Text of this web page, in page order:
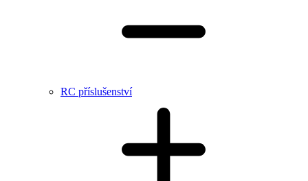
RC příslušenství